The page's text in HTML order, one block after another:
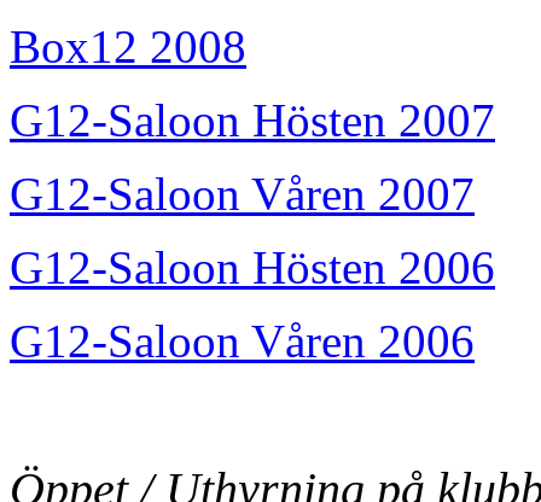
Box12 2008
G12-Saloon Hösten 2007
G12-Saloon Våren 2007
G12-Saloon Hösten 2006
G12-Saloon Våren 2006
Öppet / Uthyrning på